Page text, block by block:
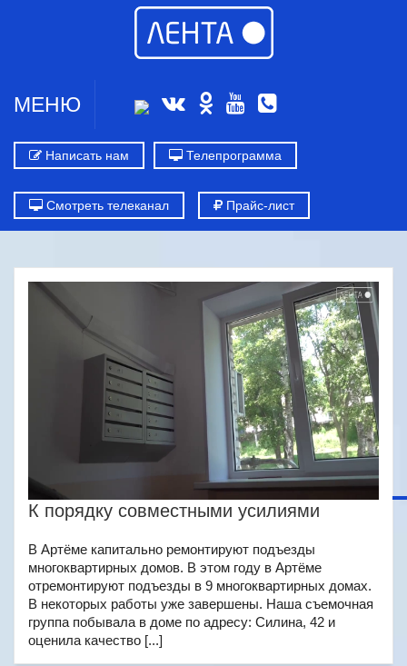
МЕНЮ
Написать нам Телепрограмма
Смотреть телеканал Прайс-лист
К порядку совместными усилиями
В Артёме капитально ремонтируют подъезды
многоквартирных домов. В этом году в Артёме
отремонтируют подъезды в 9 многоквартирных домах.
В некоторых работы уже завершены. Наша съемочная
группа побывала в доме по адресу: Силина, 42 и
оценила качество [...]